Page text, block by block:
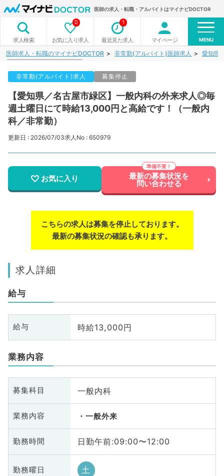
医師の求人・転職・アルバイトはマイナビDOCTOR
求人検索 お気に入り求人
0
最近見た求人
1
マイページ MENU
医師求人・転職のマイナビDOCTOR 非常勤(アルバイト)医師求人 愛知県
非常勤(アルバイト)求人 募集停止
【愛知県／名古屋市緑区】一般内科の外来求人◎毎
週土曜日にて時給13,000円と高給です！（一般内
科／非常勤）
更新日 : 2026/07/03求人No : 650979
お気に入り 最新の募集状況を
問い合わせる
こちらの求人は募集を停止しております。
最新の募集状況の確認も承ります。
求人詳細
給与
給与 時給13,000円
業務内容
募集科目 一般内科
業務内容 一般外来
勤務時間 日勤午前:09:00〜12:00
勤務曜日 土